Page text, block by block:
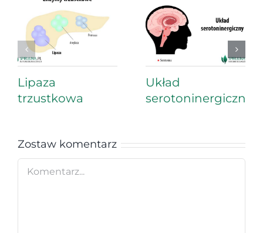
Lipaza
trzustkowa
Układ
serotoninergiczny
Zostaw komentarz
Comment